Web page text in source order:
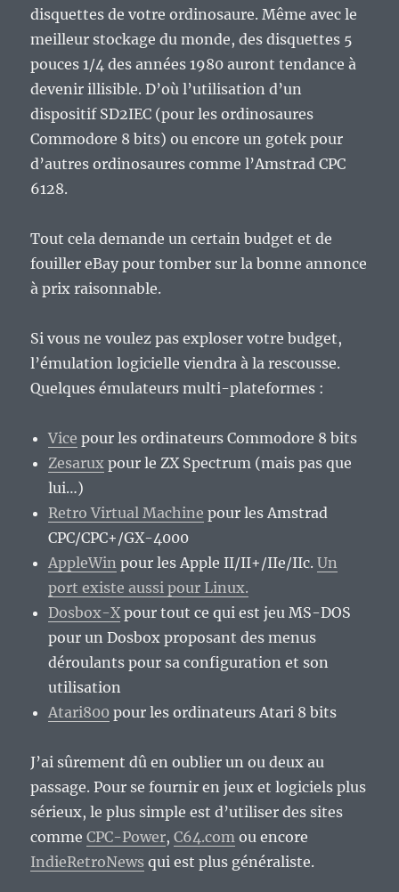
disquettes de votre ordinosaure. Même avec le
meilleur stockage du monde, des disquettes 5
pouces 1/4 des années 1980 auront tendance à
devenir illisible. D’où l’utilisation d’un
dispositif SD2IEC (pour les ordinosaures
Commodore 8 bits) ou encore un gotek pour
d’autres ordinosaures comme l’Amstrad CPC
6128.
Tout cela demande un certain budget et de
fouiller eBay pour tomber sur la bonne annonce
à prix raisonnable.
Si vous ne voulez pas exploser votre budget,
l’émulation logicielle viendra à la rescousse.
Quelques émulateurs multi-plateformes :
Vice pour les ordinateurs Commodore 8 bits
Zesarux pour le ZX Spectrum (mais pas que
lui…)
Retro Virtual Machine pour les Amstrad
CPC/CPC+/GX-4000
AppleWin pour les Apple II/II+/IIe/IIc.Un
port existe aussi pour Linux.
Dosbox-Xpour tout ce qui est jeu MS-DOS
pour un Dosbox proposant des menus
déroulants pour sa configuration et son
utilisation
Atari800 pour les ordinateurs Atari 8 bits
J’ai sûrement dû en oublier un ou deux au
passage. Pour se fournir en jeux et logiciels plus
sérieux, le plus simple est d’utiliser des sites
commeCPC-Power,C64.com ou encore
IndieRetroNews qui est plus généraliste.